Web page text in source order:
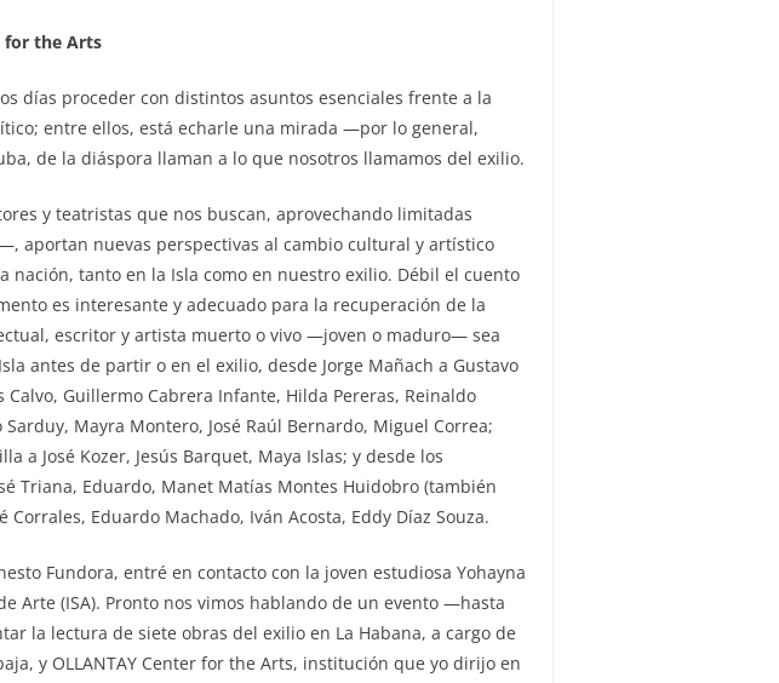
for the Arts
días proceder con distintos asuntos esenciales frente a la
entre ellos, está echarle una mirada —por lo general,
de la diáspora llaman a lo que nosotros llamamos del exilio.
y teatristas que nos buscan, aprovechando limitadas
aportan nuevas perspectivas al cambio cultural y artístico
nación, tanto en la Isla como en nuestro exilio. Débil el cuento
es interesante y adecuado para la recuperación de la
escritor y artista muerto o vivo —joven o maduro— sea
antes de partir o en el exilio, desde Jorge Mañach a Gustavo
Calvo, Guillermo Cabrera Infante, Hilda Pereras, Reinaldo
Mayra Montero, José Raúl Bernardo, Miguel Correa;
a José Kozer, Jesús Barquet, Maya Islas; y desde los
Triana, Eduardo, Manet Matías Montes Huidobro (también
Eduardo Machado, Iván Acosta, Eddy Díaz Souza.
Fundora, entré en contacto con la joven estudiosa Yohayna
Arte (ISA). Pronto nos vimos hablando de un evento —hasta
la lectura de siete obras del exilio en La Habana, a cargo de
y OLLANTAY Center for the Arts, institución que yo dirijo en